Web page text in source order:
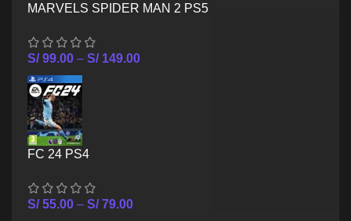
MARVELS SPIDER MAN 2 PS5
S/99.00 – S/149.00
FC 24 PS4
S/55.00 – S/79.00